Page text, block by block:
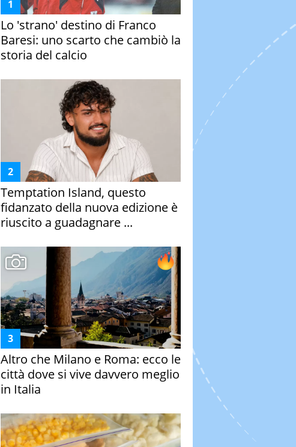
Lo 'strano' destino di Franco
Baresi: uno scarto che cambiò la
storia del calcio
Temptation Island, questo
fidanzato della nuova edizione è
riuscito a guadagnare ...
Altro che Milano e Roma: ecco le
città dove si vive davvero meglio
in Italia